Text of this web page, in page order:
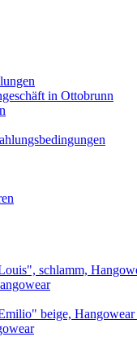
in Ottobrunn